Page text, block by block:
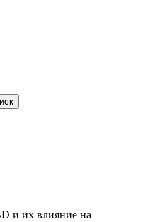
и их влияние на